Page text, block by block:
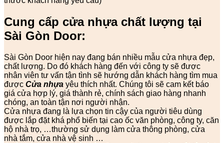
Cung cấp cửa nhựa chất lượng tại
Sài Gòn Door:
Sài Gòn Door hiện nay đang bán nhiều mẫu cửa nhựa đẹp,
chất lượng. Do đó khách hàng đến với công ty sẽ được
nhân viên tư vấn tận tình sẽ hướng dẫn khách hàng tìm mua
được Cửa nhựa yêu thích nhất. Chúng tôi sẽ cam kết báo
giá cửa hợp lý, giá thành rẻ, chính sách giao hàng nhanh
chóng, an toàn tận nơi người nhận.
Cửa nhựa đang là lựa chọn tin cậy của người tiêu dùng
được lắp đặt khá phổ biến tại cao ốc văn phòng, công ty, căn
hộ nhà trọ, …thường sử dụng làm cửa thông phòng, cửa
nhà tắm, cửa nhà vệ sinh …